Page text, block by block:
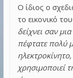
Ο ίδιος ο
το εικονικό
δείχνει σαν
πέφτατε πολύ
χρησιμοποιεί